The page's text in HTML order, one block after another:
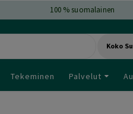
100 % suomalainen
Koko
Tekeminen Palvelut